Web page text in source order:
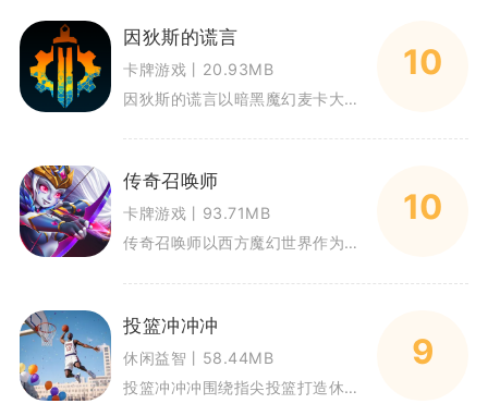
因狄斯的谎言
卡牌游戏丨20.93MB
因狄斯的谎言以暗黑魔幻麦卡大陆为舞台，是融合Roguelike与DBG卡牌构筑的单机手游，玩家操控英雄组队闯关，通过搭配
10
传奇召唤师
卡牌游戏丨93.71MB
传奇召唤师以西方魔幻世界作为舞台，主打放置回合卡牌对战。玩家化身召唤师，收集数百名不同阵营英雄组建队伍。游戏兼顾放置休闲
10
投篮冲冲冲
休闲益智丨58.44MB
投篮冲冲冲围绕指尖投篮打造休闲篮球体验，依靠拟真物理引擎计算篮球飞行轨迹，把投篮乐趣浓缩在移动端触控操作当中。游戏包含单
9